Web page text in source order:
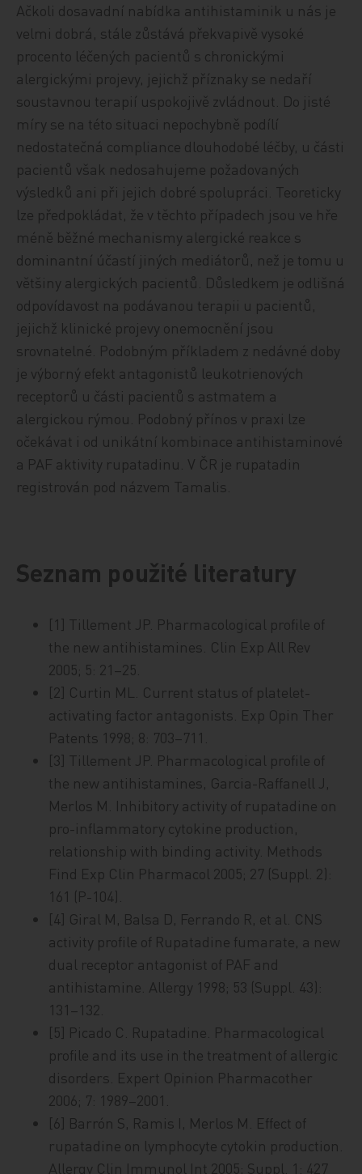
Ačkoli dosavadní nabídka antihistaminik u nás je
velmi dobrá, stále zůstává překvapivě vysoké
procento léčených pacientů s chronickými
alergickými projevy, jejichž příznaky se nedaří
soustavnou terapií uspokojivě zvládnout. Do jisté
míry se na této situaci nepochybně podílí
nedostatečná compliance dlouhodobé léčby, u části
pacientů však nedosahujeme požadovaných
výsledků ani při jejich dobré spolupráci. Teoreticky
lze předpokládat, že v těchto případech jsou ve hře
méně běžné mechanismy alergické reakce s
dominantní účastí jiných mediátorů, než je tomu u
většiny alergických pacientů. Důsledkem je odlišná
odpovídavost na podávanou terapii u pacientů,
jejichž klinické projevy onemocnění jsou
srovnatelné. Podobným příkladem z nedávné doby
je výborný efekt antagonistů leukotrienových
receptorů u části pacientů s astmatem a
alergickou rýmou. Podobný přínos v praxi lze
očekávat i od unikátní kombinace antihistaminové
a PAF aktivity rupatadinu. V ČR je rupatadin
registrován pod názvem Tamalis.
Seznam použité literatury
[1] Tillement JP. Pharmacological profile of
the new antihistamines. Clin Exp All Rev
2005; 5: 21–25.
[2] Curtin ML. Current status of platelet-
activating factor antagonists. Exp Opin Ther
Patents 1998; 8: 703–711.
[3] Tillement JP. Pharmacological profile of
the new antihistamines, Garcia-Raffanell J,
Merlos M. Inhibitory activity of rupatadine on
pro-inflammatory cytokine production,
relationship with binding activity. Methods
Find Exp Clin Pharmacol 2005; 27 (Suppl. 2):
161 (P-104).
[4] Giral M, Balsa D, Ferrando R, et al. CNS
activity profile of Rupatadine fumarate, a new
dual receptor antagonist of PAF and
antihistamine. Allergy 1998; 53 (Suppl. 43):
131–132.
[5] Picado C. Rupatadine. Pharmacological
profile and its use in the treatment of allergic
disorders. Expert Opinion Pharmacother
2006; 7: 1989–2001.
[6] Barrón S, Ramis I, Merlos M. Effect of
rupatadine on lymphocyte cytokin production.
Allergy Clin Immunol Int 2005; Suppl. 1: 427